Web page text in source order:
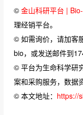
© 金山科研平台 |
理经销平台。
© 如需询价，请加客
bio，或发送邮件到
© 平台为生命科学研
案和采购服务，数据
© 本文地址： https://